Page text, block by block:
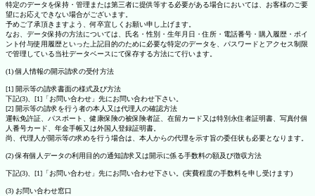
特定のデータを保持・管理または第三者に提供等する必要がある場合においては、お客様のご要
望にお応えできない場合がございます。
予めご了承頂きますよう、何卒宜しくお願い申し上げます。
なお、データ保持の方法については、氏名・性別・生年月日・住所・電話番号・購入履歴・ポイ
ント付与使用履歴といった上記目的のために必要な特定のデータを、パスワードとアクセス制限
で管理している当社データベースにて保存する方法にて行います。
(1) 個人情報の開示請求の受付方法
[1] 開示等の請求書面の様式及び方法
下記(3)、[1]「お問い合わせ」先にお問い合わせ下さい。
[2] 開示等の請求を行う者の本人又は代理人の確認方法
運転免許証、パスポート、健康保険の被保険者証、在留カード又は特別永住者証明書、写真付個
人番号カード、年金手帳又は外国人登録証明書。
尚、代理人が開示等の求めを行う場合は、本人からの代理を示す旨の委任状も必要となります。
(2) 保有個人データの利用目的の通知請求又は開示に係る手数料の額及び徴収方法
下記(3)、[1]「お問い合わせ」先にお問い合わせ下さい。(実費程度の手数料を申し受けます)
(3) お問い合わせ窓口